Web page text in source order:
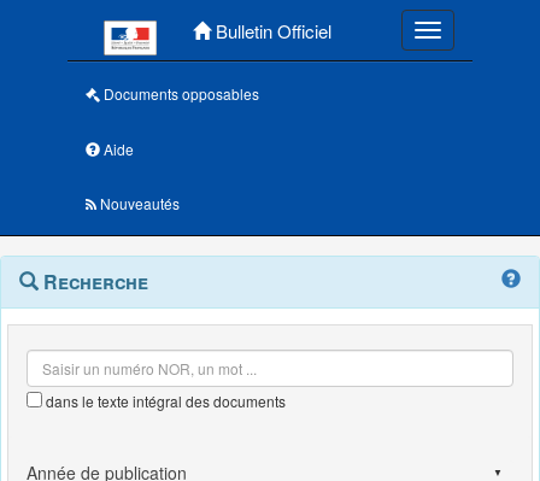
Bulletin Officiel Toggle
Documents opposables
Aide
Nouveautés
Navigation
outils
Menu
contextuel
Recherche
dans le texte intégral des documents